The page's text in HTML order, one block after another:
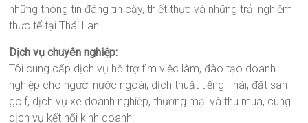
những thông tin đáng tin cậy, thiết thực và những trải nghiệm
thực tế tại Thái Lan.
Dịch vụ chuyên nghiệp:
Tôi cung cấp dịch vụ hỗ trợ tìm việc làm, đào tạo doanh
nghiệp cho người nước ngoài, dịch thuật tiếng Thái, đặt sân
golf, dịch vụ xe doanh nghiệp, thương mại và thu mua, cùng
dịch vụ kết nối kinh doanh.